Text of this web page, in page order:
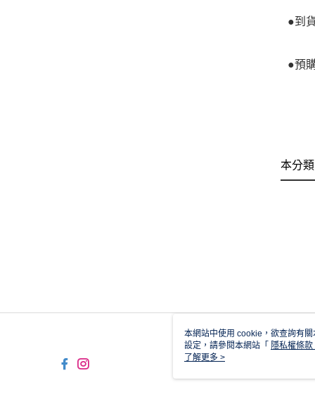
●到
●預
本分
本網站中使用 cookie，欲查詢有
設定，請參閱本網站「 隱私權條款
使用 cookie。
了解更多 >